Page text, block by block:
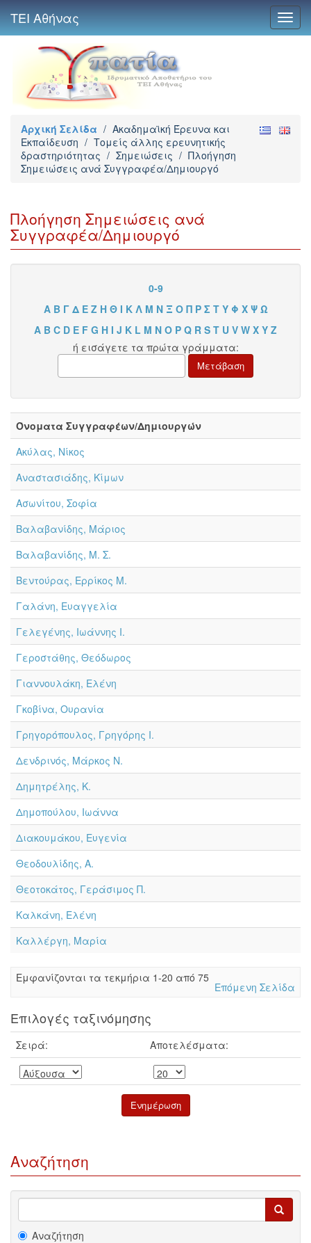
ΤΕΙ Αθήνας
Αρχική Σελίδα / Ακαδημαϊκή Έρευνα και
Εκπαίδευση / Τομείς άλλης ερευνητικής
δραστηριότητας / Σημειώσεις / Πλοήγηση
Σημειώσεις ανά Συγγραφέα/Δημιουργό
Πλοήγηση Σημειώσεις ανά
Συγγραφέα/Δημιουργό
0-9
Α Β Γ Δ Ε Ζ Η Θ Ι Κ Λ Μ Ν Ξ Ο Π Ρ Σ Τ Υ Φ Χ Ψ Ω
A B C D E F G H I J K L M N O P Q R S T U V W X Y Z
ή εισάγετε τα πρώτα γράμματα:
Όνοματα Συγγραφέων/Δημιουργών
Ακύλας, Νίκος
Αναστασιάδης, Κίμων
Ασωνίτου, Σοφία
Βαλαβανίδης, Μάριος
Βαλαβανίδης, Μ. Σ.
Βεντούρας, Ερρίκος Μ.
Γαλάνη, Ευαγγελία
Γελεγένης, Ιωάννης Ι.
Γεροστάθης, Θεόδωρος
Γιαννουλάκη, Ελένη
Γκοβίνα, Ουρανία
Γρηγορόπουλος, Γρηγόρης Ι.
Δενδρινός, Μάρκος Ν.
Δημητρέλης, Κ.
Δημοπούλου, Ιωάννα
Διακουμάκου, Ευγενία
Θεοδουλίδης, Α.
Θεοτοκάτος, Γεράσιμος Π.
Καλκάνη, Ελένη
Καλλέργη, Μαρία
Eμφανίζονται τα τεκμήρια 1-20 από 75
Επόμενη Σελίδα
Επιλογές ταξινόμησης
Σειρά: Αποτελέσματα:
Αναζήτηση
Αναζήτηση